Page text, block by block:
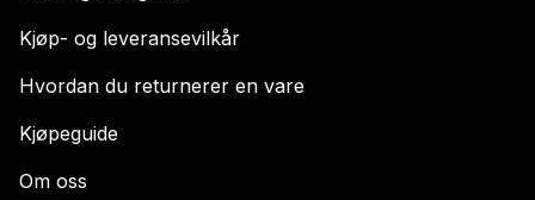
Kjøp- og leveransevilkår
Hvordan du returnerer en vare
Kjøpeguide
Om oss